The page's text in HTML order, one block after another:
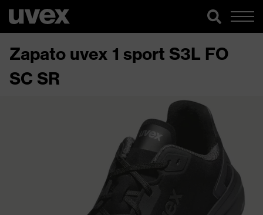
Zapato uvex 1 sport S3L FO
SC SR